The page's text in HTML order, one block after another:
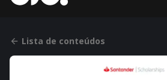
Lista de conteúdos